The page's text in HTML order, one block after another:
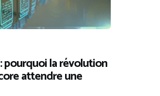
pourquoi la révolution
attendre une